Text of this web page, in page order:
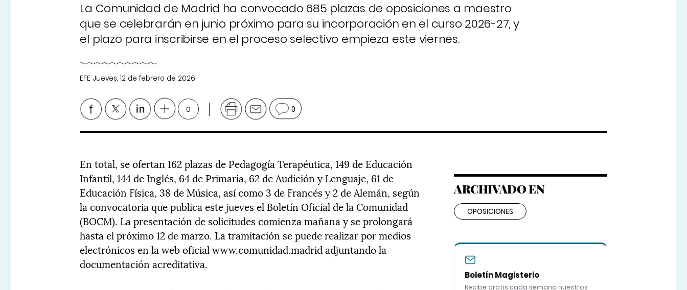
La Comunidad de Madrid ha convocado 685 plazas de oposiciones a maestro
que se celebrarán en junio próximo para su incorporación en el curso 2026-27, y
el plazo para inscribirse en el proceso selectivo empieza este viernes.
EFE Jueves, 12 de febrero de 2026
0 0
En total, se ofertan 162 plazas de Pedagogía Terapéutica, 149 de Educación
Infantil, 144 de Inglés, 64 de Primaria, 62 de Audición y Lenguaje, 61 de
Educación Física, 38 de Música, así como 3 de Francés y 2 de Alemán, según
la convocatoria que publica este jueves el Boletín Oficial de la Comunidad
(BOCM). La presentación de solicitudes comienza mañana y se prolongará
hasta el próximo 12 de marzo. La tramitación se puede realizar por medios
electrónicos en la web oficial www.comunidad.madrid adjuntando la
documentación acreditativa.
ARCHIVADO EN
OPOSICIONES
Boletín Magisterio
Recibe gratis cada semana nuestros